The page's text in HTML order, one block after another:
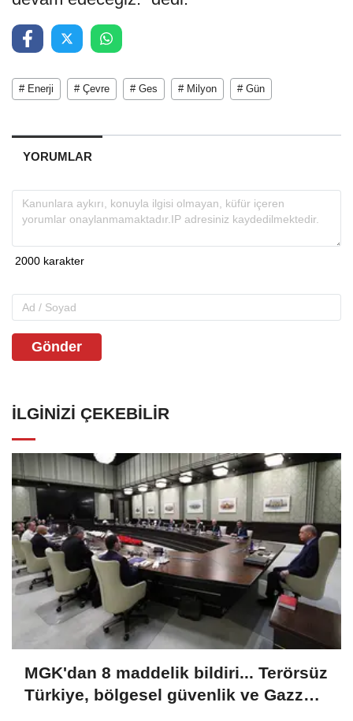
# Enerji # Çevre # Ges # Milyon # Gün
YORUMLAR
Gönder
İLGINIZI ÇEKEBILIR
MGK'dan 8 maddelik bildiri... Terörsüz
Türkiye, bölgesel güvenlik ve Gazze